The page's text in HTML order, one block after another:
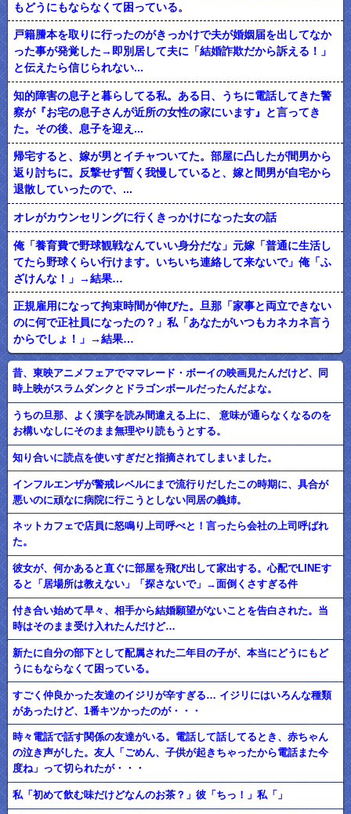
もどうにもならなくて困っている。
戸籍謄本を取りに行ったのがきっかけで夫が婚姻届を出してなか
った事が発覚した→即別居して夫に「結婚詐欺だから訴える！」
と伝えたら信じられない...
知的障害の息子と暮らしてる私。ある日、うちに電話してきた警
察が『お宅の息子さんが近所の女性の家にいます』と言ってき
た。その後、息子を迎え...
帰宅すると、嫁が男とイチャついてた。部屋に凸したが間男から
返り討ちに。反撃せず暫く我慢していると、嫁と間男が自宅から
退散していったので、...
オレがカウンセリングに行くきっかけになった女の話
俺「養育費で野球観戦なんていい身分だな」元嫁「普通に生活し
てたら野球くらい行けます。いちいち連絡して来ないで」俺「ふ
ざけんな！」→結果…
正規雇用になって拘束時間が伸びた。旦那「家事と両立できない
のに何で正社員になったの？」私「あなたがいつもカネカネ言う
からでしょ！」→結果…
昔、東映アニメフェアでママレード・ボーイの映画見たんだけど、同
時上映がスラムダンクとドラゴンボールだったんだよな。
うちの旦那、よく漢字を読み間違える上に、 意味が通らなくなるのを
お構いなしにそのまま無理やり読もうとする。
知り合いに読点を使いすぎだと指摘されてしまいました。
インフルエンザが警戒レベルにまで流行りだしたこの時期に、具合が
悪いのに頑なに病院に行こうとしない同居の義姉。
ネットカフェで店員に怒鳴り上司呼べと！言ったら会社の上司呼ばれ
た。
彼女が、何かあると直ぐに部屋を飛び出して家出する。心配でLINEす
ると「居場所は教えない」「探さないで」→面倒くさすぎる件
付き合い始めて早々、相手から結婚願望がないことを告白された。当
時はそのまま受け入れたんだけど…
新たに自分の部下として配属された二年目の子が、本当にどうにもど
うにもならなくて困っている。
すごく仲良かった友達のイジリが辛すぎる… イジリにはいろんな種類
があったけど、1番キツかったのが・・・
時々電話で話す関係の友達がいる。電話して話してるとき、赤ちゃん
の泣き声がした。友人「ごめん、子供が起きちゃったから電話また今
度ね」って切られたが・・・
私「初めて飲む味だけどなんのお茶？」彼「ちっ！」私「」